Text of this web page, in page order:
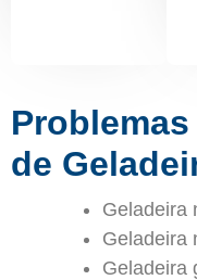
de
Geladeira
Geladeira
Geladeira